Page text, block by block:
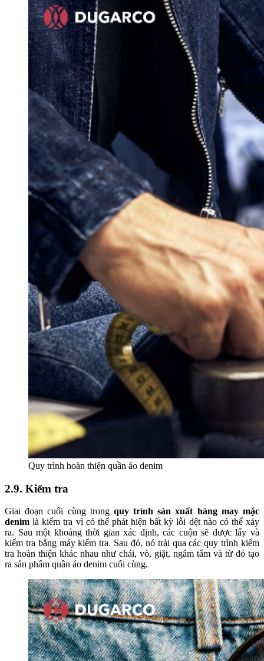
Quy trình hoàn thiện quần áo denim
2.9. Kiểm tra
Giai đoạn cuối cùng trong quy trình sản xuất hàng may mặc
denim là kiểm tra vì có thể phát hiện bất kỳ lỗi dệt nào có thể xảy
ra. Sau một khoảng thời gian xác định, các cuộn sẽ được lấy và
kiểm tra bằng máy kiểm tra. Sau đó, nó trải qua các quy trình kiểm
tra hoàn thiện khác nhau như chải, vò, giặt, ngâm tẩm và từ đó tạo
ra sản phẩm quần áo denim cuối cùng.